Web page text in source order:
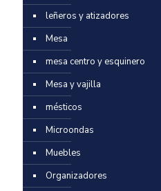
leñeros y atizadores
Mesa
mesa centro y esquinero
Mesa y vajilla
mésticos
Microondas
Muebles
Organizadores